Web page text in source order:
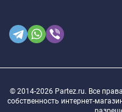
© 2014-2026 Partez.ru. Все
собственность интернет-